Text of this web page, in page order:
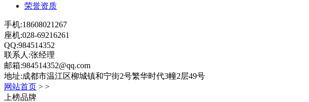
荣誉资质
手机:18608021267
座机:028-69216261
QQ:984514352
联系人:张经理
邮箱:984514352@qq.com
地址:成都市温江区柳城镇和宁街2号繁华时代3幢2层49号
网站首页 > >
上榜品牌